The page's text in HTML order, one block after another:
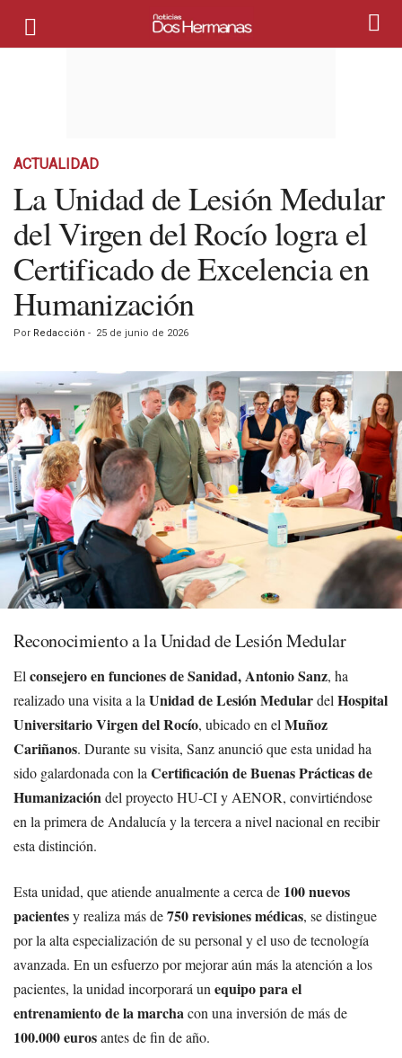
ACTUALIDAD
La Unidad de Lesión Medular
del Virgen del Rocío logra el
Certificado de Excelencia en
Humanización
Por Redacción - 25 de junio de 2026
Reconocimiento a la Unidad de Lesión Medular
El consejero en funciones de Sanidad, Antonio Sanz, ha
realizado una visita a la Unidad de Lesión Medulardel Hospital
Universitario Virgen del Rocío, ubicado en el Muñoz
Cariñanos. Durante su visita, Sanz anunció que esta unidad ha
sido galardonada con la Certificación de Buenas Prácticas de
Humanizacióndel proyecto HU-CI y AENOR, convirtiéndose
en la primera de Andalucía y la tercera a nivel nacional en recibir
esta distinción.
Esta unidad, que atiende anualmente a cerca de 100 nuevos
pacientesy realiza más de750 revisiones médicas, se distingue
por la alta especialización de su personal y el uso de tecnología
avanzada. En un esfuerzo por mejorar aún más la atención a los
pacientes, la unidad incorporará un equipo para el
entrenamiento de la marchacon una inversión de más de
100.000 eurosantes de fin de año.